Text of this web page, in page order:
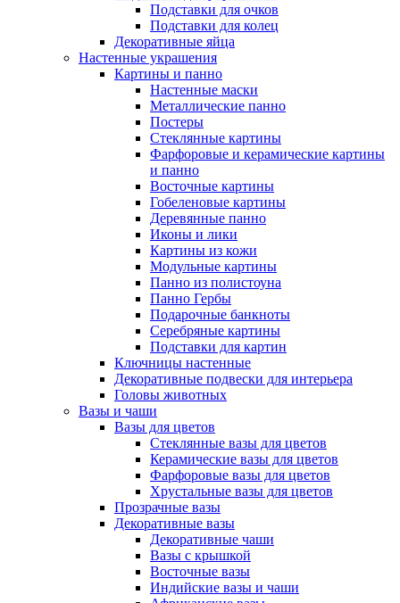
Подставки для очков
Подставки для колец
Декоративные яйца
Настенные украшения
Картины и панно
Настенные маски
Металлические панно
Постеры
Стеклянные картины
Фарфоровые и керамические картины
и панно
Восточные картины
Гобеленовые картины
Деревянные панно
Иконы и лики
Картины из кожи
Модульные картины
Панно из полистоуна
Панно Гербы
Подарочные банкноты
Серебряные картины
Подставки для картин
Ключницы настенные
Декоративные подвески для интерьера
Головы животных
Вазы и чаши
Вазы для цветов
Стеклянные вазы для цветов
Керамические вазы для цветов
Фарфоровые вазы для цветов
Хрустальные вазы для цветов
Прозрачные вазы
Декоративные вазы
Декоративные чаши
Вазы с крышкой
Восточные вазы
Индийские вазы и чаши